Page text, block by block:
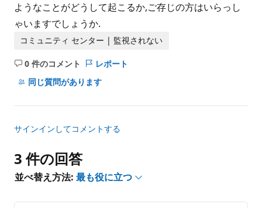
ようなことがどうして起こるか,ご存じの方はいらっし
ゃいますでしょうか.
コミュニティ センター | 監視されない
0 件のコメント
コ
メ
ト
あ
ま
せ
ん
レポート
同じ質問があります
サインインしてコメントする
3 件の回答
並べ替え方法: 最も役に立つ